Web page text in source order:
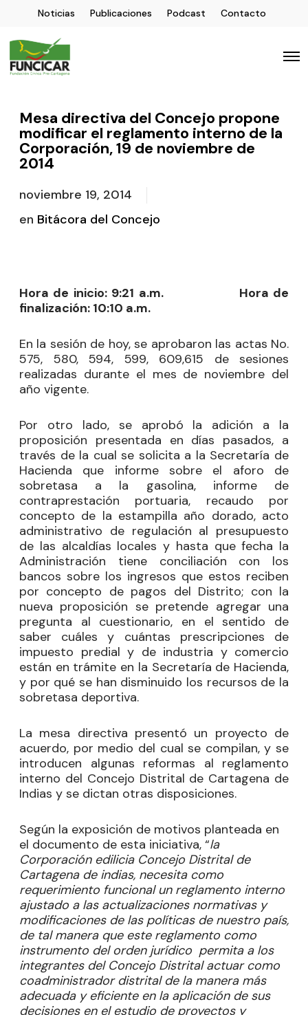
Noticias Publicaciones Podcast Contacto
Mesa directiva del Concejo propone
modificar el reglamento interno de la
Corporación, 19 de noviembre de
2014
noviembre 19, 2014
en Bitácora del Concejo
Hora de inicio: 9:21 a.m. Hora de
finalización: 10:10 a.m.
En la sesión de hoy, se aprobaron las actas No.
575, 580, 594, 599, 609,615 de sesiones
realizadas durante el mes de noviembre del
año vigente.
Por otro lado, se aprobó la adición a la
proposición presentada en días pasados, a
través de la cual se solicita a la Secretaría de
Hacienda que informe sobre el aforo de
sobretasa a la gasolina, informe de
contraprestación portuaria, recaudo por
concepto de la estampilla año dorado, acto
administrativo de regulación al presupuesto
de las alcaldías locales y hasta que fecha la
Administración tiene conciliación con los
bancos sobre los ingresos que estos reciben
por concepto de pagos del Distrito; con la
nueva proposición se pretende agregar una
pregunta al cuestionario, en el sentido de
saber cuáles y cuántas prescripciones de
impuesto predial y de industria y comercio
están en trámite en la Secretaría de Hacienda,
y por qué se han disminuido los recursos de la
sobretasa deportiva.
La mesa directiva presentó un proyecto de
acuerdo, por medio del cual se compilan, y se
introducen algunas reformas al reglamento
interno del Concejo Distrital de Cartagena de
Indias y se dictan otras disposiciones.
Según la exposición de motivos planteada en
el documento de esta iniciativa, “la
Corporación edilicia Concejo Distrital de
Cartagena de indias, necesita como
requerimiento funcional un reglamento interno
ajustado a las actualizaciones normativas y
modificaciones de las políticas de nuestro país,
de tal manera que este reglamento como
instrumento del orden jurídico permita a los
integrantes del Concejo Distrital actuar como
coadministrador distrital de la manera más
adecuada y eficiente en la aplicación de sus
decisiones en el estudio de proyectos y